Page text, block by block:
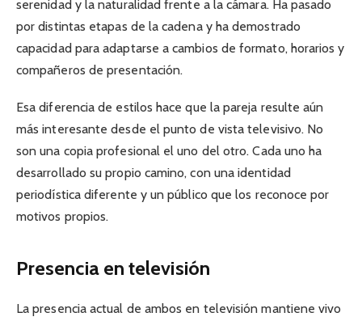
serenidad y la naturalidad frente a la cámara. Ha pasado
por distintas etapas de la cadena y ha demostrado
capacidad para adaptarse a cambios de formato, horarios y
compañeros de presentación.
Esa diferencia de estilos hace que la pareja resulte aún
más interesante desde el punto de vista televisivo. No
son una copia profesional el uno del otro. Cada uno ha
desarrollado su propio camino, con una identidad
periodística diferente y un público que los reconoce por
motivos propios.
Presencia en televisión
La presencia actual de ambos en televisión mantiene vivo